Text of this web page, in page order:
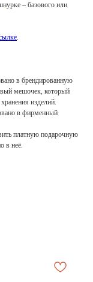
– базового или
.
в брендированную
мешочек, который
изделий.
в фирменный
платную подарочную
в неё.